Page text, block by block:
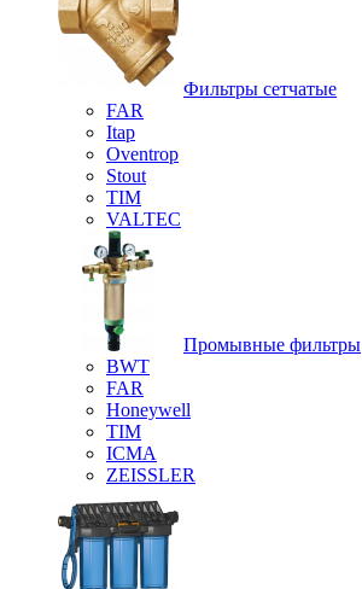
Фильтры сетчатые
FAR
Itap
Oventrop
Stout
TIM
VALTEC
Промывные фильтры
BWT
FAR
Honeywell
TIM
ICMA
ZEISSLER